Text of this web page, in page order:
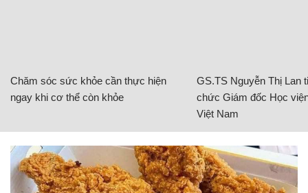
Chăm sóc sức khỏe cần thực hiện
ngay khi cơ thể còn khỏe
GS.TS Nguyễn Thị Lan
chức Giám đốc Học
Việt Nam